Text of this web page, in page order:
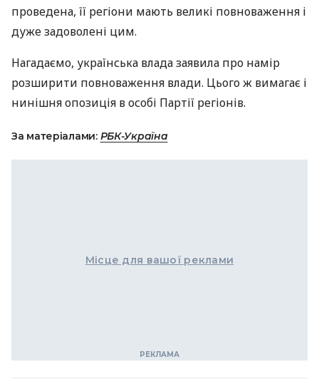
проведена, її регіони мають великі повноваження і
дуже задоволені цим.
Нагадаємо, українська влада заявила про намір
розширити повноваження влади. Цього ж вимагає і
нинішня опозиція в особі Партії регіонів.
За матеріалами: РБК-Україна
Місце для вашої реклами